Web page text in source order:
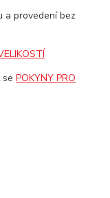
a provedení bez
sePOKYNY PRO